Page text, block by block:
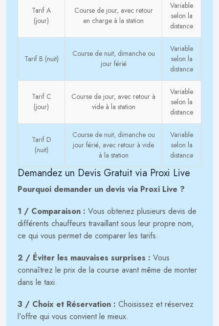
Tarif A
(jour)
Course de jour, avec retour
en charge à la station
Variable
selon la
distance
Tarif B (nuit)
Course de nuit, dimanche ou
jour férié
Variable
selon la
distance
Tarif C
(jour)
Course de jour, avec retour à
vide à la station
Variable
selon la
distance
Tarif D
(nuit)
Course de nuit, dimanche ou
jour férié, avec retour à vide
à la station
Variable
selon la
distance
Demandez un Devis Gratuit via Proxi Live
Pourquoi demander un devis via Proxi Live ?
1 / Comparaison : Vous obtenez plusieurs devis de
différents chauffeurs travaillant sous leur propre nom,
ce qui vous permet de comparer les tarifs.
2 / Éviter les mauvaises surprises : Vous
connaîtrez le prix de la course avant même de monter
dans le taxi.
3 / Choix et Réservation : Choisissez et réservez
l'offre qui vous convient le mieux.